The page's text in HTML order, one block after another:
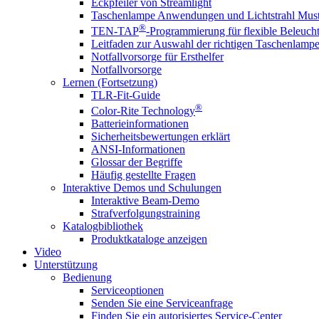
Taschenlampe Anwendungen und Lichtstrahl
TEN-TAP®-Programmierung für flexible
Leitfaden zur Auswahl der richtigen Taschenlampe
Notfallvorsorge für Ersthelfer
Notfallvorsorge
Lernen (Fortsetzung)
TLR-Fit-Guide
Color-Rite Technology®
Batterieinformationen
Sicherheitsbewertungen erklärt
ANSI-Informationen
Glossar der Begriffe
Häufig gestellte Fragen
Interaktive Demos und Schulungen
Interaktive Beam-Demo
Strafverfolgungstraining
Katalogbibliothek
Produktkataloge anzeigen
Video
Unterstützung
Bedienung
Serviceoptionen
Senden Sie eine Serviceanfrage
Finden Sie ein autorisiertes Service-Center